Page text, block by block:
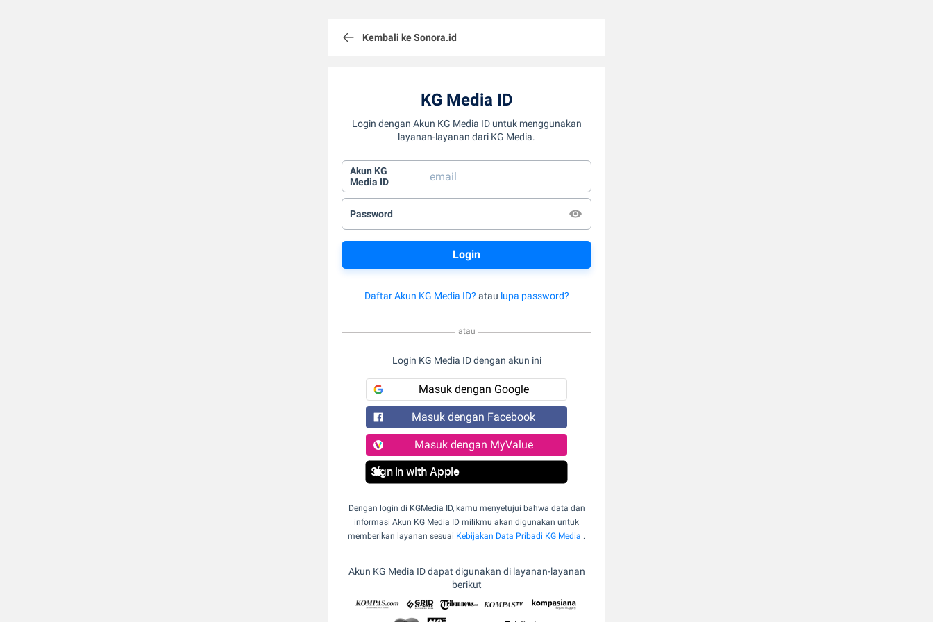
Kembali ke Sonora.id
KG Media ID
Login dengan Akun KG Media ID untuk menggunakan
layanan-layanan dari KG Media.
Akun KG
Media ID
Password
Daftar Akun KG Media ID? atau lupa password?
atau
Login KG Media ID dengan akun ini
Masuk dengan Google
Masuk dengan Facebook
Masuk dengan MyValue
Sign in with Apple
Dengan login di KGMedia ID, kamu menyetujui bahwa data dan
informasi Akun KG Media ID milikmu akan digunakan untuk
memberikan layanan sesuai Kebijakan Data Pribadi KG Media .
Akun KG Media ID dapat digunakan di layanan-layanan
berikut